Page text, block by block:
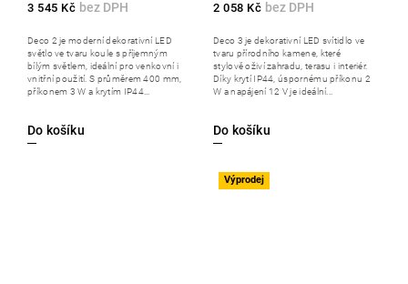
3 545 Kč
Do košíku
Deco 2 je moderní dekorativní LED
světlo ve tvaru koule s příjemným
bílým světlem, ideální pro venkovní i
vnitřní použití. S průměrem 400 mm,
příkonem 3 W a krytím IP44...
2 058 Kč
Do košíku
Deco 3 je dekorativní LED svítidlo ve
tvaru přírodního kamene, které
stylově oživí zahradu, terasu i interiér.
Díky krytí IP44, úspornému příkonu 2
W a napájení 12 V je ideální...
Výprodej